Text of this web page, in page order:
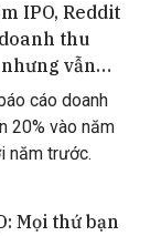
xã hội.
IPO, Reddit
thu
vẫn
cáo doanh
20% vào năm
năm trước.
Mọi thứ bạn